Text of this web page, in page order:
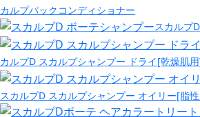
カルプパックコンディショナー
スカルプ
カルプD スカルプシャンプー ドライ[乾燥肌
スカルプD スカルプシャンプー オイリー[脂